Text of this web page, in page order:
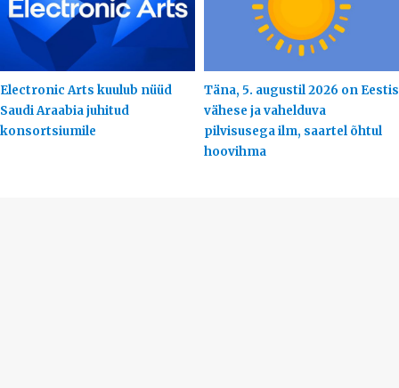
Electronic Arts kuulub nüüd
Saudi Araabia juhitud
konsortsiumile
Täna, 5. augustil 2026 on Eestis
vähese ja vahelduva
pilvisusega ilm, saartel õhtul
hoovihma